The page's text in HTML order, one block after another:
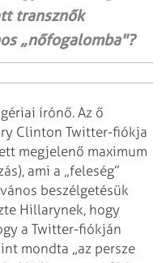
transznők
„nőfogalomba"?
írónő. Az ő
Clinton Twitter-fiókja
megjelenő maximum
ami a „feleség”
beszélgetésük
Hillarynek, hogy
a Twitter-fiókján
mondta „az persze